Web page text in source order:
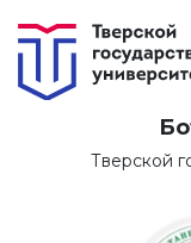
Тверской